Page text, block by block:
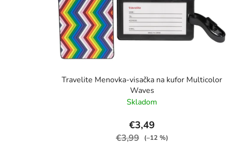
Travelite Menovka-visačka na kufor Multicolor
Waves
Skladom
€3,49
€3,99 (–12 %)